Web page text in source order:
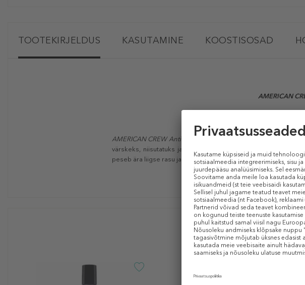
TOOTEKIRJELDUS KASUTAMINE KOOSTISOSAD
AMERICAN
AMERICAN CREWAnti-Dandruff+Dry Scalp Shampoo
värskeks, niisutatuks ja juhitavaks. Sisaldab võimsaid
peseb ära liigse rasu ja kõõma tekitavad ärritavad ained, samal